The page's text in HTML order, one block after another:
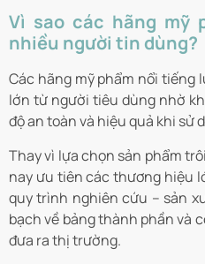
Vì sao các hãng mỹ
nhiều người tin dùng?
Các hãng mỹ phẩm nổi tiếng
lớn từ người tiêu dùng nhờ
độ an toàn và hiệu quả khi sử
Thay vì lựa chọn sản phẩm
nay ưu tiên các thương hiệu
quy trình nghiên cứu – sản
bạch về bảng thành phần và
đưa ra thị trường.